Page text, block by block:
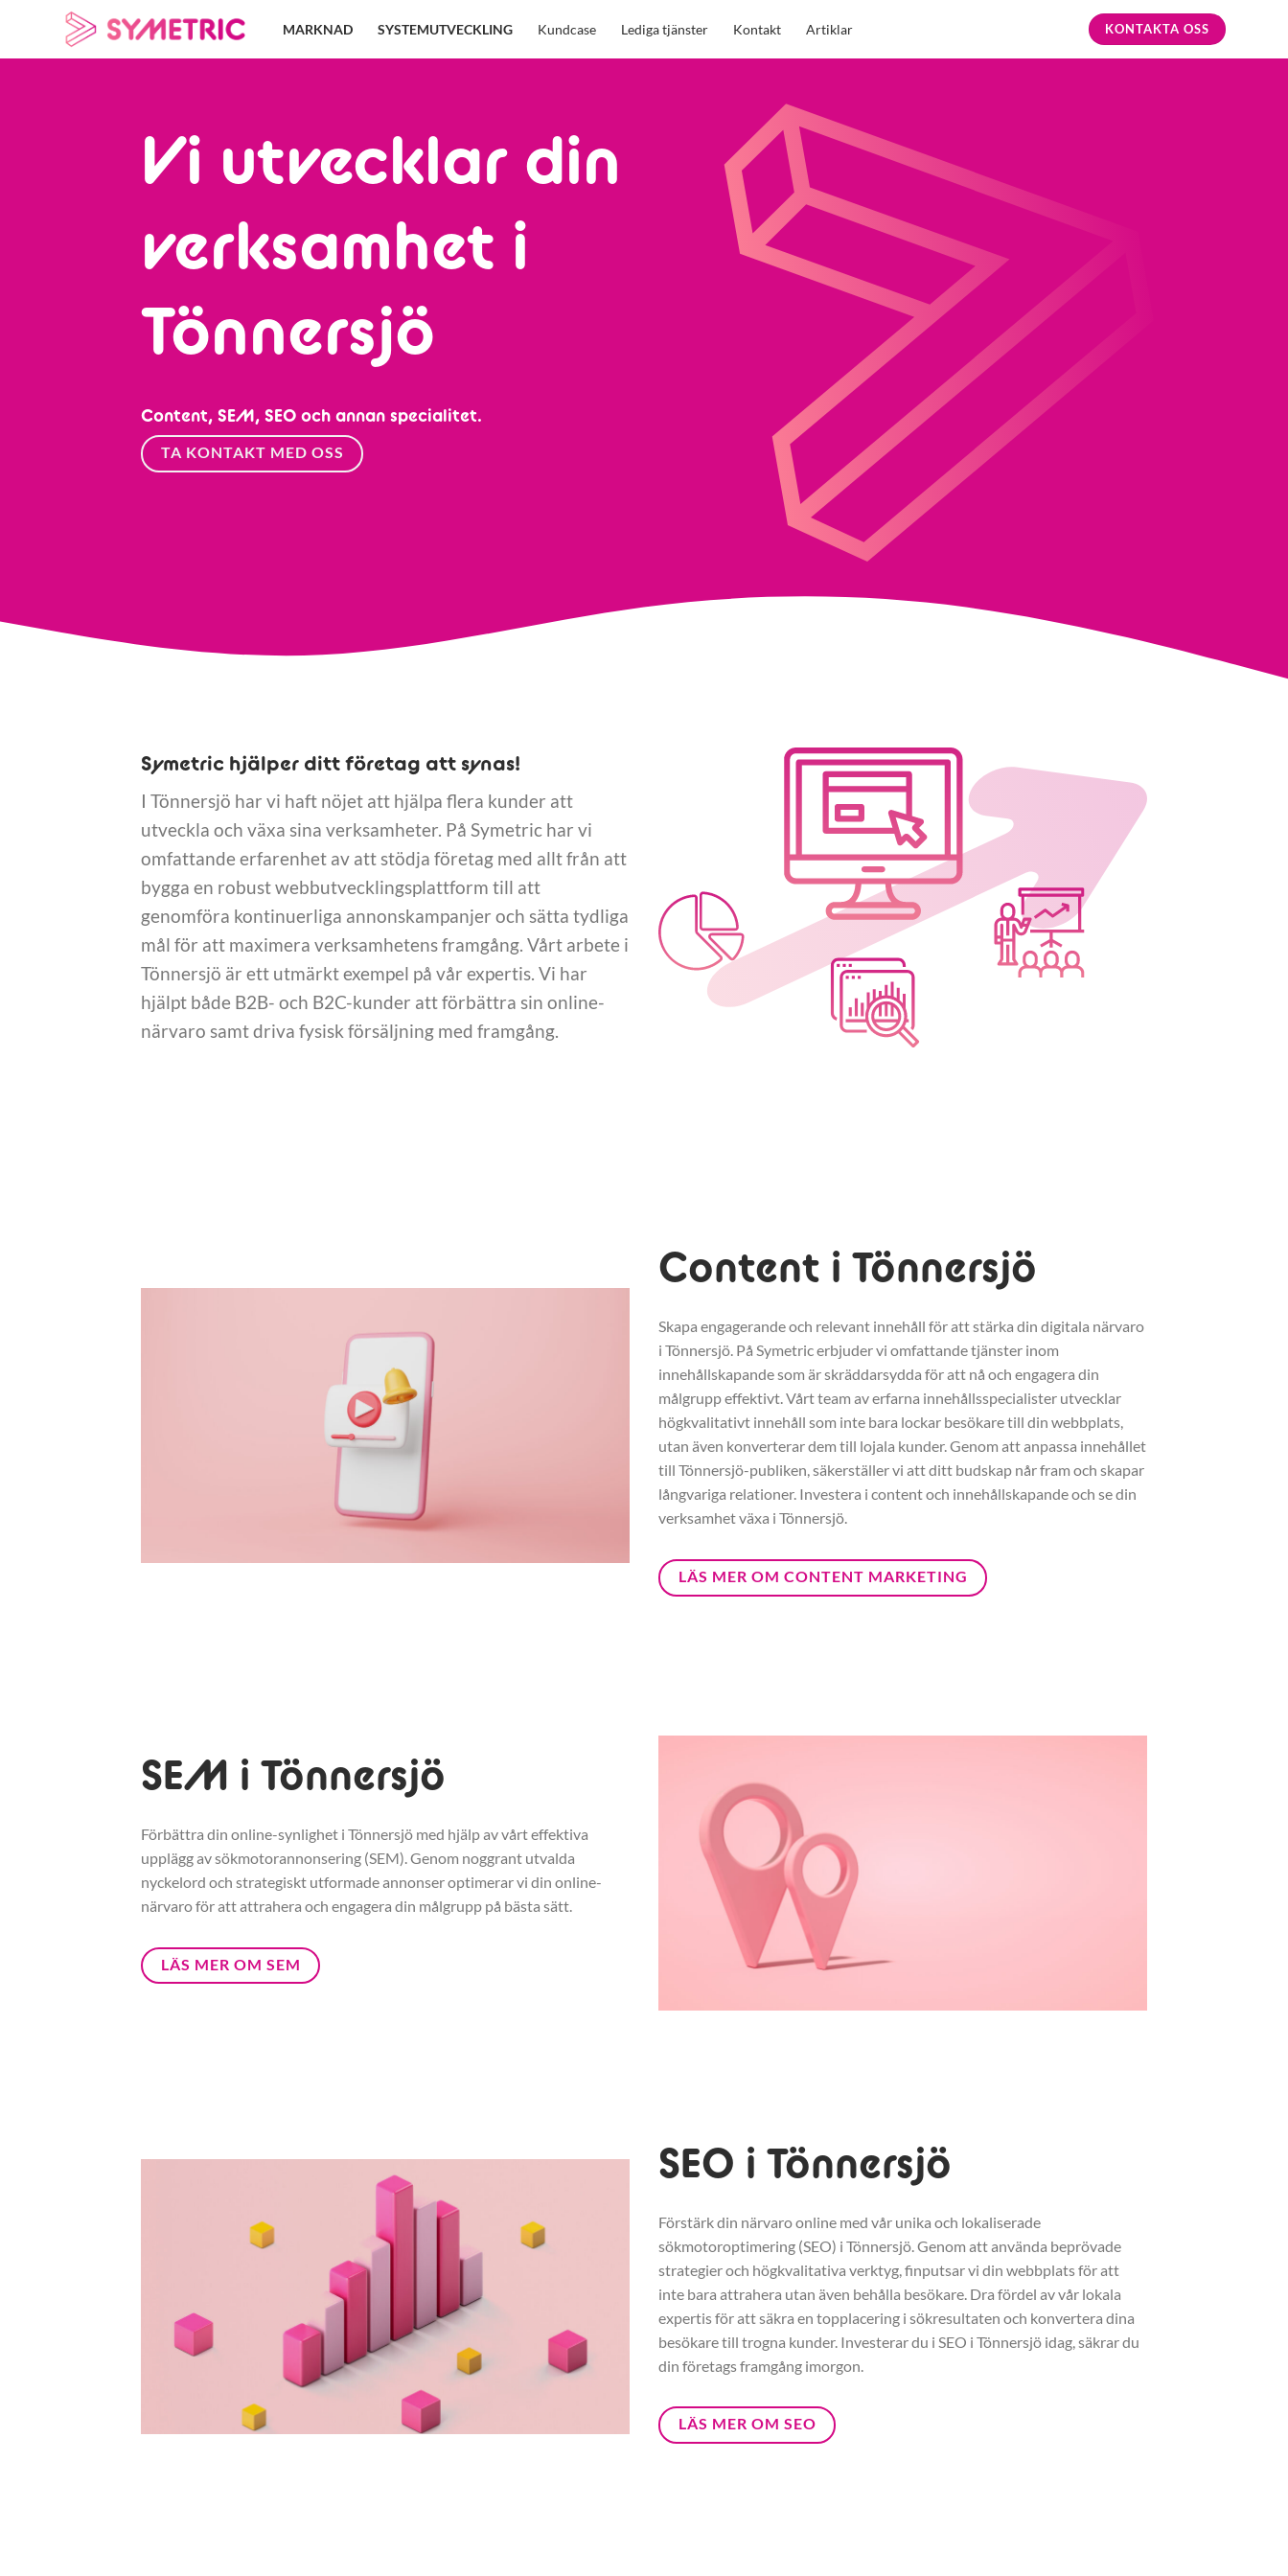
content
MARKNAD SYSTEMUTVECKLING Kundcase Lediga tjänster Kontakt Artiklar KONTAKTA OSS
Vi utvecklar din
verksamhet i
Tönnersjö
Content, SEM, SEO och annan specialitet.
TA KONTAKT MED OSS
Symetric hjälper ditt företag att synas!
I Tönnersjö har vi haft nöjet att hjälpa flera kunder att
utveckla och växa sina verksamheter. På Symetric har vi
omfattande erfarenhet av att stödja företag med allt från att
bygga en robust webbutvecklingsplattform till att
genomföra kontinuerliga annonskampanjer och sätta tydliga
mål för att maximera verksamhetens framgång. Vårt arbete i
Tönnersjö är ett utmärkt exempel på vår expertis. Vi har
hjälpt både B2B- och B2C-kunder att förbättra sin online-
närvaro samt driva fysisk försäljning med framgång.
Content i Tönnersjö
Skapa engagerande och relevant innehåll för att stärka din digitala närvaro
i Tönnersjö. På Symetric erbjuder vi omfattande tjänster inom
innehållskapande som är skräddarsydda för att nå och engagera din
målgrupp effektivt. Vårt team av erfarna innehållsspecialister utvecklar
högkvalitativt innehåll som inte bara lockar besökare till din webbplats,
utan även konverterar dem till lojala kunder. Genom att anpassa innehållet
till Tönnersjö-publiken, säkerställer vi att ditt budskap når fram och skapar
långvariga relationer. Investera i content och innehållskapande och se din
verksamhet växa i Tönnersjö.
LÄS MER OM CONTENT MARKETING
SEM i Tönnersjö
Förbättra din online-synlighet i Tönnersjö med hjälp av vårt effektiva
upplägg av sökmotorannonsering (SEM). Genom noggrant utvalda
nyckelord och strategiskt utformade annonser optimerar vi din online-
närvaro för att attrahera och engagera din målgrupp på bästa sätt.
LÄS MER OM SEM
SEO i Tönnersjö
Förstärk din närvaro online med vår unika och lokaliserade
sökmotoroptimering (SEO) i Tönnersjö. Genom att använda beprövade
strategier och högkvalitativa verktyg, finputsar vi din webbplats för att
inte bara attrahera utan även behålla besökare. Dra fördel av vår lokala
expertis för att säkra en topplacering i sökresultaten och konvertera dina
besökare till trogna kunder. Investerar du i SEO i Tönnersjö idag, säkrar du
din företags framgång imorgon.
LÄS MER OM SEO